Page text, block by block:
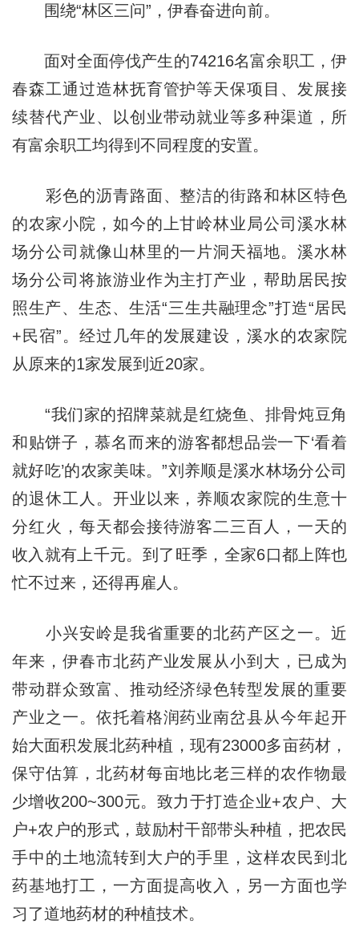
围绕“林区三问”，伊春奋进向前。
面对全面停伐产生的74216名富余职工，伊
春森工通过造林抚育管护等天保项目、发展接
续替代产业、以创业带动就业等多种渠道，所
有富余职工均得到不同程度的安置。
彩色的沥青路面、整洁的街路和林区特色
的农家小院，如今的上甘岭林业局公司溪水林
场分公司就像山林里的一片洞天福地。溪水林
场分公司将旅游业作为主打产业，帮助居民按
照生产、生态、生活“三生共融理念”打造“居民
+民宿”。经过几年的发展建设，溪水的农家院
从原来的1家发展到近20家。
“我们家的招牌菜就是红烧鱼、排骨炖豆角
和贴饼子，慕名而来的游客都想品尝一下‘看着
就好吃’的农家美味。”刘养顺是溪水林场分公司
的退休工人。开业以来，养顺农家院的生意十
分红火，每天都会接待游客二三百人，一天的
收入就有上千元。到了旺季，全家6口都上阵也
忙不过来，还得再雇人。
小兴安岭是我省重要的北药产区之一。近
年来，伊春市北药产业发展从小到大，已成为
带动群众致富、推动经济绿色转型发展的重要
产业之一。依托着格润药业南岔县从今年起开
始大面积发展北药种植，现有23000多亩药材，
保守估算，北药材每亩地比老三样的农作物最
少增收200~300元。致力于打造企业+农户、大
户+农户的形式，鼓励村干部带头种植，把农民
手中的土地流转到大户的手里，这样农民到北
药基地打工，一方面提高收入，另一方面也学
习了道地药材的种植技术。